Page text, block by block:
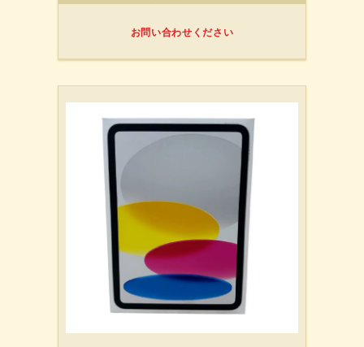
お問い合わせください